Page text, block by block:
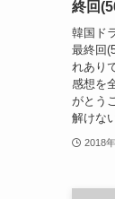
終回
韓国ド
最終回
れあり
感想を
がとう
解けな
2018